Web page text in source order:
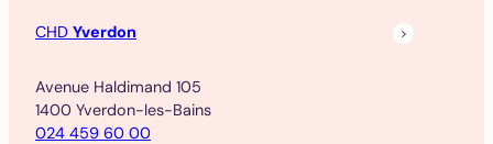
CHD Yverdon
Avenue Haldimand 105
1400 Yverdon-les-Bains
024 459 60 00